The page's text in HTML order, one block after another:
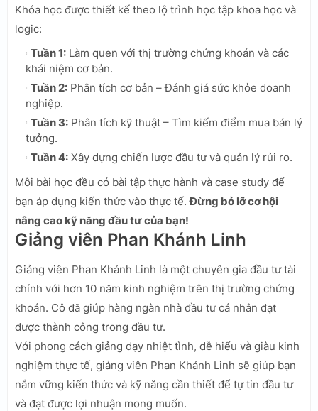
Khóa học được thiết kế theo lộ trình học tập khoa học và
logic:
Tuần 1: Làm quen với thị trường chứng khoán và các
khái niệm cơ bản.
Tuần 2: Phân tích cơ bản – Đánh giá sức khỏe doanh
nghiệp.
Tuần 3: Phân tích kỹ thuật – Tìm kiếm điểm mua bán lý
tưởng.
Tuần 4: Xây dựng chiến lược đầu tư và quản lý rủi ro.
Mỗi bài học đều có bài tập thực hành và case study để
bạn áp dụng kiến thức vào thực tế.Đừng bỏ lỡ cơ hội
nâng cao kỹ năng đầu tư của bạn!
Giảng viên Phan Khánh Linh
Giảng viên Phan Khánh Linh là một chuyên gia đầu tư tài
chính với hơn 10 năm kinh nghiệm trên thị trường chứng
khoán. Cô đã giúp hàng ngàn nhà đầu tư cá nhân đạt
được thành công trong đầu tư.
Với phong cách giảng dạy nhiệt tình, dễ hiểu và giàu kinh
nghiệm thực tế, giảng viên Phan Khánh Linh sẽ giúp bạn
nắm vững kiến thức và kỹ năng cần thiết để tự tin đầu tư
và đạt được lợi nhuận mong muốn.